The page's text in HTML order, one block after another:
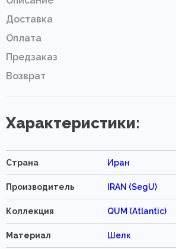
Доставка
Оплата
Предзаказ
Возврат
Характеристики:
Страна Иран
Производитель IRAN (SegU)
Коллекция QUM (Atlantic)
Материал Шелк